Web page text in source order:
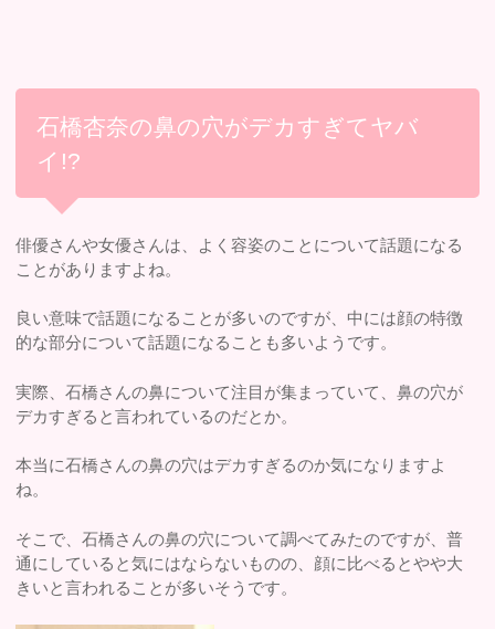
石橋杏奈の鼻の穴がデカすぎてヤバ
イ!?
俳優さんや女優さんは、よく容姿のことについて話題になる
ことがありますよね。
良い意味で話題になることが多いのですが、中には顔の特徴
的な部分について話題になることも多いようです。
実際、石橋さんの鼻について注目が集まっていて、鼻の穴が
デカすぎると言われているのだとか。
本当に石橋さんの鼻の穴はデカすぎるのか気になりますよ
ね。
そこで、石橋さんの鼻の穴について調べてみたのですが、普
通にしていると気にはならないものの、顔に比べるとやや大
きいと言われることが多いそうです。